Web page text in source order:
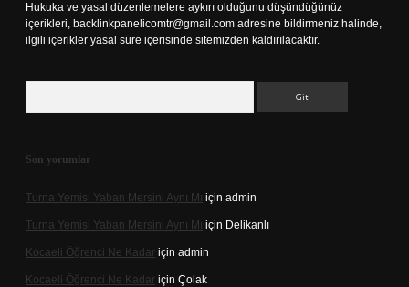
Hukuka ve yasal düzenlemelere aykırı olduğunu düşündüğünüz
içerikleri, backlinkpanelicomtr@gmail.com adresine bildirmeniz halinde,
ilgili içerikler yasal süre içerisinde sitemizden kaldırılacaktır.
Son yorumlar
Turna Yemisi Yaban Mersini Aynı Mı için admin
Turna Yemisi Yaban Mersini Aynı Mı için Delikanlı
Kocaeli Öğrenci Ne Kadar için admin
Kocaeli Öğrenci Ne Kadar için Çolak